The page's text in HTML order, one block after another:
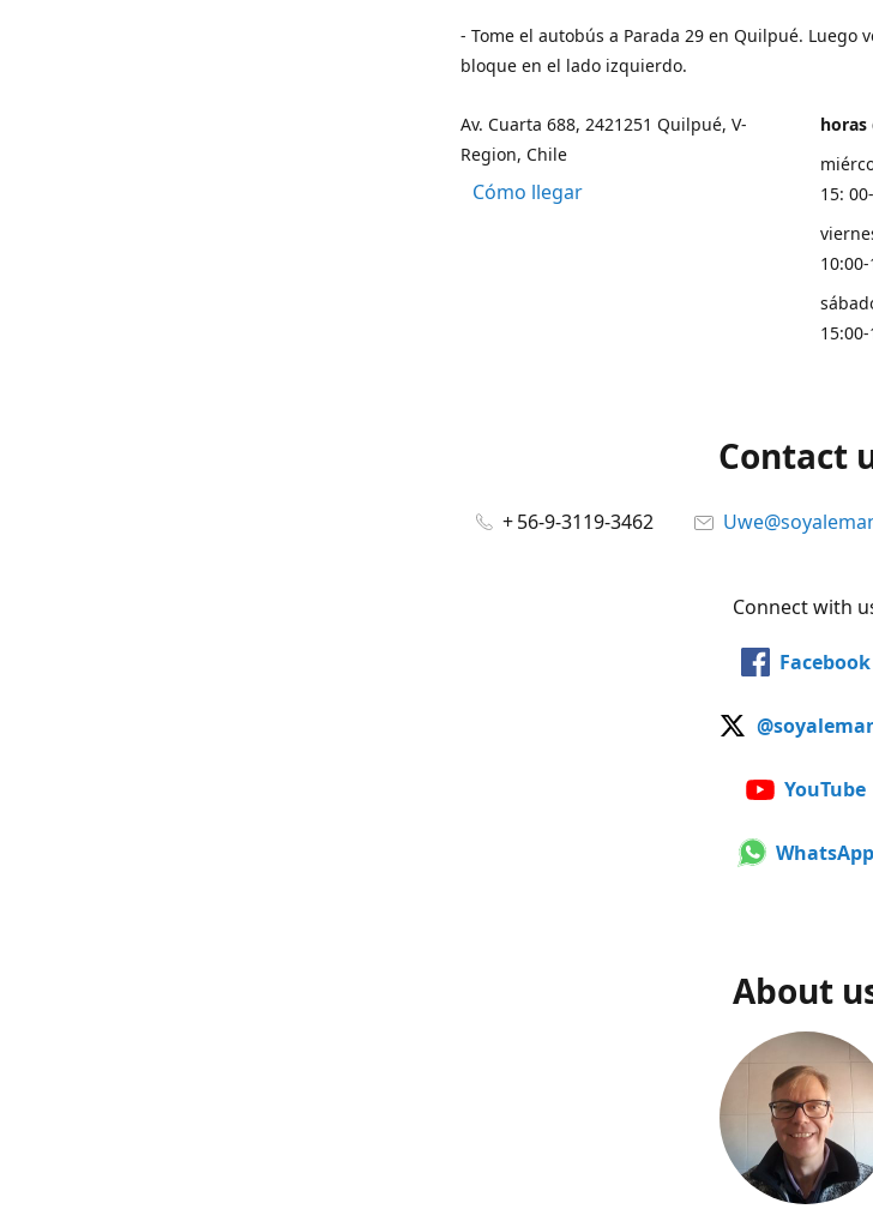
- Tome el autobús a Parada 29 en Quilpué. Luego
bloque en el lado izquierdo.
Av. Cuarta 688, 2421251 Quilpué, V-
Region, Chile
Cómo llegar
horas
15:
Contact
+ 56-9-3119-3462
Connect with
Facebook
YouTube
WhatsApp
About